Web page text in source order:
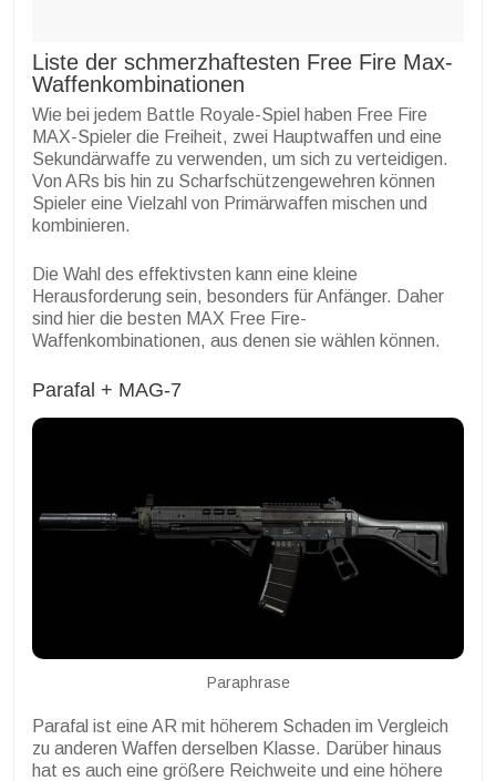
Liste der schmerzhaftesten Free Fire Max-
Waffenkombinationen
Wie bei jedem Battle Royale-Spiel haben Free Fire
MAX-Spieler die Freiheit, zwei Hauptwaffen und eine
Sekundärwaffe zu verwenden, um sich zu verteidigen.
Von ARs bis hin zu Scharfschützengewehren können
Spieler eine Vielzahl von Primärwaffen mischen und
kombinieren.
Die Wahl des effektivsten kann eine kleine
Herausforderung sein, besonders für Anfänger. Daher
sind hier die besten MAX Free Fire-
Waffenkombinationen, aus denen sie wählen können.
Parafal + MAG-7
Paraphrase
Parafal ist eine AR mit höherem Schaden im Vergleich
zu anderen Waffen derselben Klasse. Darüber hinaus
hat es auch eine größere Reichweite und eine höhere